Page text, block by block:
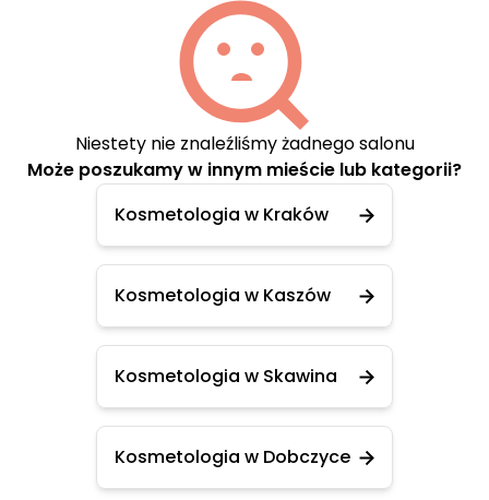
Niestety nie znaleźliśmy żadnego salonu
Może poszukamy w innym mieście lub kategorii?
Kosmetologia w Kraków
Kosmetologia w Kaszów
Kosmetologia w Skawina
Kosmetologia w Dobczyce